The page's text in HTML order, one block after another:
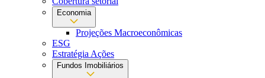
Economia
Projeções Macroeconômicas
ESG
Estratégia Ações
Fundos Imobiliários